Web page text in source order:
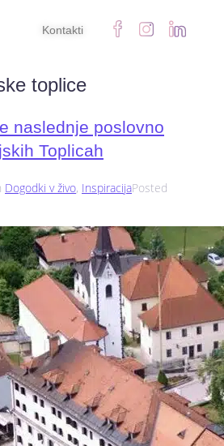
Kontakti
toplice
naslednje poslovno
Toplicah
Dogodki v živo, InspiracijaPosted